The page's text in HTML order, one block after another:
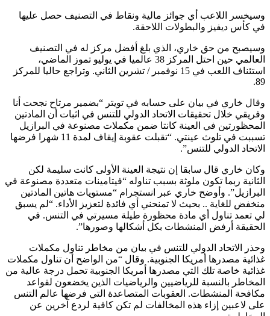
وسيخسر اللاعب أي جوائز مالية ونقاط في التصنيف حصل عليها
في كأس ديفيز والبطولات اللاحقة.
وسيصبح من حق خاري، الذي بلغ أفضل مركز له في التصنيف
العالمي حين احتل المركز 38 عالميا في يوليو تموز الماضي،
استئناف اللعب في 15 نوفمبر / تشرين الثاني. وتراجع حاليا للمركز
89.
وقال خاري في بيان على حسابه في تويتر “بضمير مرتاح نجحت أنا
وفريقي خلال تحقيقات الاتحاد الدولي للتنس في اثبات أن المادتين
المحظورتين في العينة كانتا ضمن مكملات مصنوعة في البرازيل
تسببت في تلوث عينتي. “تقبلت عقوبة إيقاف لمدة 11 شهرا فرضها
الاتحاد الدولي للتنس”.
وكان خاري قال سابقا إن نتيجة العينة الأولى كانت سليمة لكن
الثانية ربما تكون ملوثة بسبب تناوله “فيتامينات متعددة مصنوعة في
البرازيل”. وأوضح خاري عبر انستجرام “مستويات هاتين المادتين
منخفض للغاية .. بحيث لا تمنحني أي فائدة لتعزيز الأداء. “لم يسبق
لي تعمد تناول أي مادة محظورة طيلة مسيرتي في التنس. في
الحقيقة أرفض المنشطات بكل أشكالها وصورها”.
وحذر الاتحاد الدولي للتنس في بيان من مخاطر تناول مكملات
غذائية مصدرها أمريكا الجنوبية. وقال “من الواضح أن تناول مكملات
غذائية خاصة تلك التي مصدرها أمريكا الجنوبية تحمل درجة عالية من
المخاطر بالنسبة للرياضيين والرياضيات الذين يخضعون لقواعد
مكافحة المنشطات. العقوبات المتصاعدة التي فرضها عالم التنس
على لاعبين إزاء هذه المخالفات لم تكن كافية لردع آخرين عن